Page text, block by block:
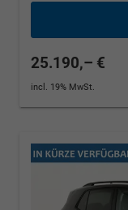
25.190,– €
incl. 19% MwSt.